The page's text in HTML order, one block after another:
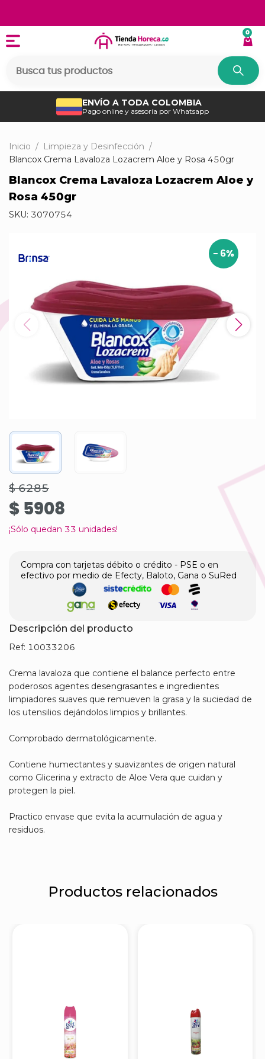
0
ENVÍO A TODA COLOMBIA
Pago online y asesoría por Whatsapp
Inicio / Limpieza y Desinfección /
Blancox Crema Lavaloza Lozacrem Aloe y Rosa 450gr
Blancox Crema Lavaloza Lozacrem Aloe y
Rosa 450gr
SKU: 3070754
- 6%
¡Sólo quedan 33 unidades!
$ 6285
$ 5908
Compra con tarjetas débito o crédito - PSE o en
efectivo por medio de Efecty, Baloto, Gana o SuRed
Descripción del producto
Ref: 10033206
Crema lavaloza que contiene el balance perfecto entre
poderosos agentes desengrasantes e ingredientes
limpiadores suaves que remueven la grasa y la suciedad de
los utensilios dejándolos limpios y brillantes.
Comprobado dermatológicamente.
Contiene humectantes y suavizantes de origen natural
como Glicerina y extracto de Aloe Vera que cuidan y
protegen la piel.
Practico envase que evita la acumulación de agua y
residuos.
Productos relacionados